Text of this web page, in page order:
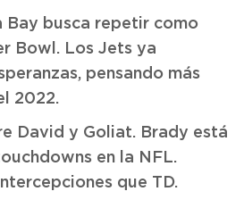
Bay busca repetir como
Bowl. Los Jets ya
pensando más
2022.
David y Goliat. Brady está
en la NFL.
que TD.